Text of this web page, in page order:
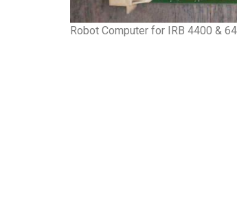
Robot Computer for IRB 4400 &